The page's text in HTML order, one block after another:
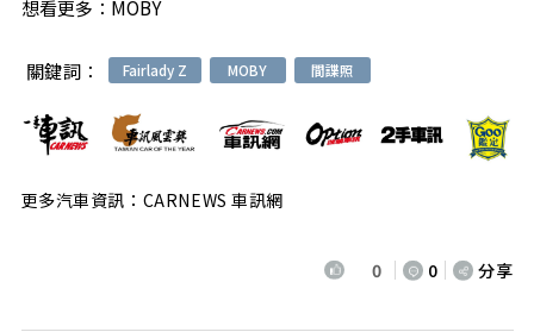
想看更多： MOBY
關鍵詞： Fairlady Z MOBY 間諜照
更多汽車資訊：CARNEWS 車訊網
0 0 分享